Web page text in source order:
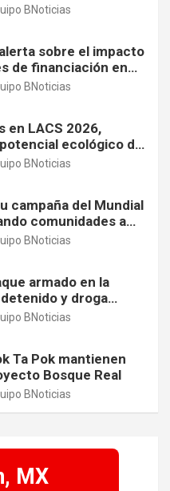
BNoticias
sobre el impacto
de financiación en
que apoyan a
BNoticias
en LACS 2026,
ecológico de
BNoticias
campaña del Mundial
comunidades a
exclusivas
BNoticias
armado en la
y droga
persecución
BNoticias
Ta Pok mantienen
Bosque Real
BNoticias
MX